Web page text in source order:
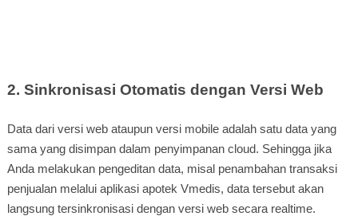
2. Sinkronisasi Otomatis dengan Versi Web
Data dari versi web ataupun versi mobile adalah satu data yang
sama yang disimpan dalam penyimpanan cloud. Sehingga jika
Anda melakukan pengeditan data, misal penambahan transaksi
penjualan melalui aplikasi apotek Vmedis, data tersebut akan
langsung tersinkronisasi dengan versi web secara realtime.